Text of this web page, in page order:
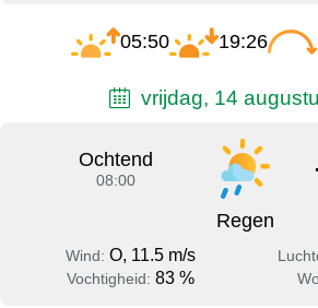
05:50 19:26
vrijdag, 14
Ochtend
08:00
Regen
Wind: O, 11.5 m/s
Vochtigheid: 83 %